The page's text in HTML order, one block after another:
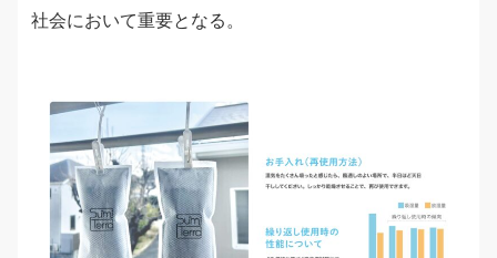
社会において重要となる。